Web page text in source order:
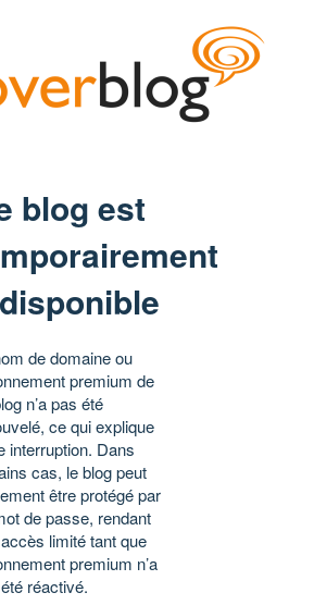
blog est
de domaine ou
premium de
n’a pas été
ce qui explique
interruption. Dans
cas, le blog peut
être protégé par
de passe, rendant
limité tant que
premium n’a
réactivé.